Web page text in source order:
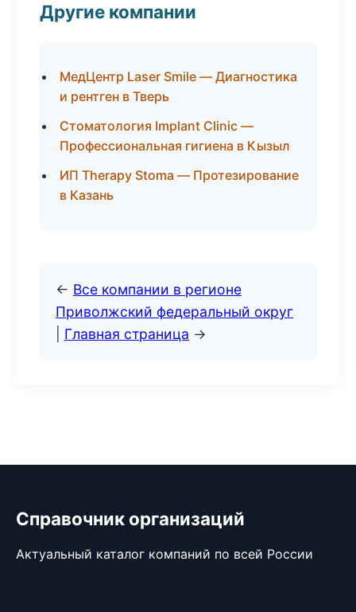
Другие компании
МедЦентр Laser Smile — Диагностика
и рентген в Тверь
Стоматология Implant Clinic —
Профессиональная гигиена в Кызыл
ИП Therapy Stoma — Протезирование
в Казань
← Все компании в регионе
Приволжский федеральный округ
Главная страница →
Справочник организаций
Актуальный каталог компаний по всей России